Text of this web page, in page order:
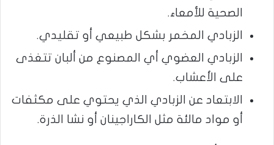
الصحية للأمعاء.
الزبادي المخمر بشكل طبيعي أو تقليدي.
الزبادي العضوي أي المصنوع من ألبان تتغذى
على الأعشاب.
الابتعاد عن الزبادي الذي يحتوي على مكثفات
أو مواد مالئة مثل الكاراجينان أو نشا الذرة.